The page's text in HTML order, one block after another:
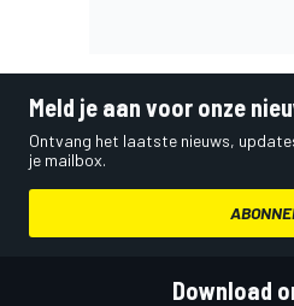
Meld je aan voor onze
Ontvang het laatste nieuws,
je mailbox.
Download